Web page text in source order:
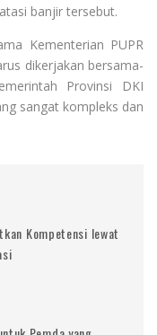
banjir tersebut.
Kementerian PUPR
dikerjakan bersama-
Provinsi DKI
sangat kompleks dan
Kompetensi lewat